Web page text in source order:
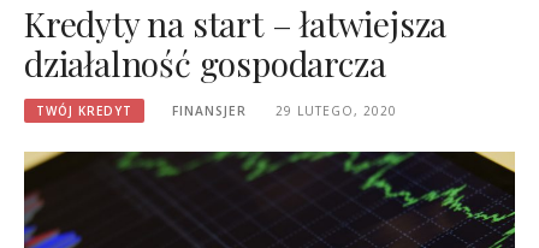
Kredyty na start – łatwiejsza
działalność gospodarcza
TWÓJ KREDYT FINANSJER 29 LUTEGO, 2020